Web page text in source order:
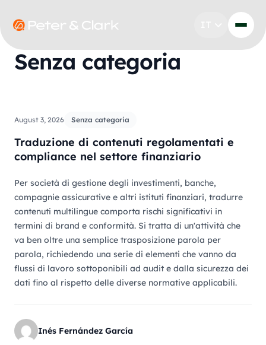
Senza categoria
Go to our article 'Traduzione di contenuti
August 3, 2026 Senza categoria
Traduzione di contenuti regolamentati e
compliance nel settore finanziario
Per società di gestione degli investimenti, banche,
compagnie assicurative e altri istituti finanziari, tradurre
contenuti multilingue comporta rischi significativi in
termini di brand e conformità. Si tratta di un'attività che
va ben oltre una semplice trasposizione parola per
parola, richiedendo una serie di elementi che vanno da
flussi di lavoro sottoponibili ad audit e dalla sicurezza dei
dati fino al rispetto delle diverse normative applicabili.
Inés Fernández García